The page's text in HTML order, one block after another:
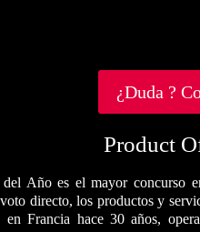
¿Duda ?
Product
Año es el mayor concurso
directo, los productos y
en Francia hace 30 años,